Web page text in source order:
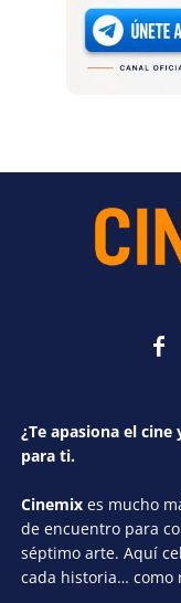
¿Te apasiona el
para ti.
Cinemix es mucho
de encuentro para
séptimo arte. Aquí
cada historia… como